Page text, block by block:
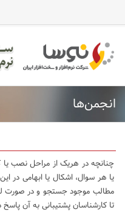
انجمن‌ها
چنانچه در هریک از مراحل نصب یا
یا هر سوال، اشکال یا ابهامی در
مطالب موجود جستجو و در صورت
تا کارشناسان پشتیبانی به آن